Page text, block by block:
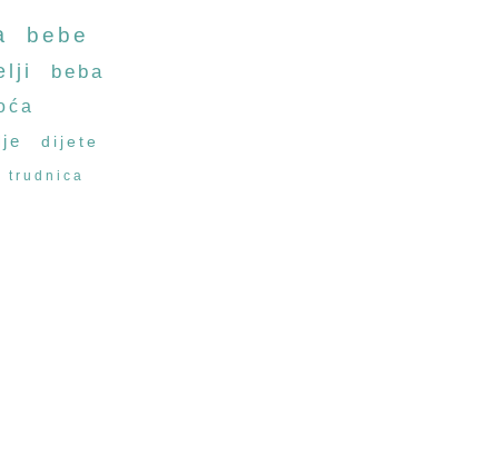
bebe
beba
dijete
trudnica